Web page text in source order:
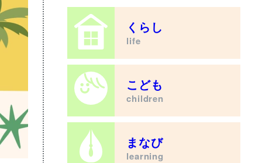
くらし
life
こども
children
まなび
learning